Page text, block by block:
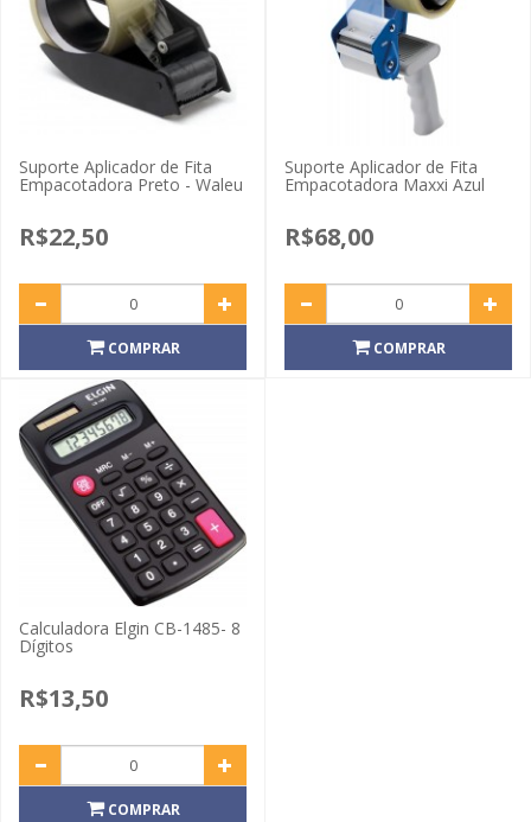
Suporte Aplicador de Fita
Empacotadora Preto - Waleu
R$22,50
COMPRAR
Suporte Aplicador de Fita
Empacotadora Maxxi Azul
R$68,00
COMPRAR
Calculadora Elgin CB-1485- 8
Dígitos
R$13,50
COMPRAR